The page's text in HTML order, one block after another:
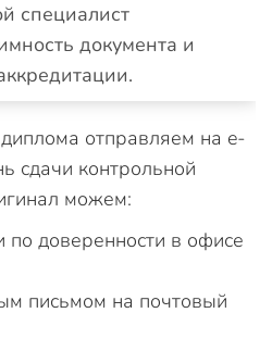
специалист
документа и
отправляем на e-
сдачи контрольной
можем:
по доверенности в офисе
письмом на почтовый